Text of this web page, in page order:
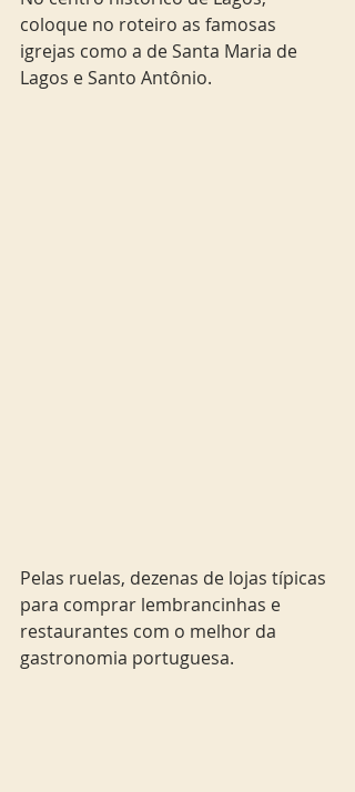
coloque no roteiro as famosas
igrejas como a de Santa Maria de
Lagos e Santo Antônio.
Pelas ruelas, dezenas de lojas típicas
para comprar lembrancinhas e
restaurantes com o melhor da
gastronomia portuguesa.